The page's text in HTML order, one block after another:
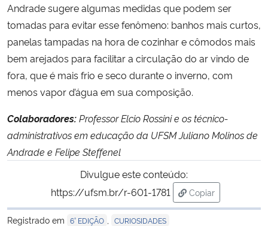
Andrade sugere algumas medidas que podem ser
tomadas para evitar esse fenômeno: banhos mais curtos,
panelas tampadas na hora de cozinhar e cômodos mais
bem arejados para facilitar a circulação do ar vindo de
fora, que é mais frio e seco durante o inverno, com
menos vapor d’água em sua composição.
Colaboradores:Professor Elcio Rossini e os técnico-
administrativos em educação da UFSM Juliano Molinos de
Andrade e Felipe Steffenel
Divulgue este conteúdo:
https://ufsm.br/r-601-1781
Copiar
para área de
Registrado em 6° EDIÇÃO CURIOSIDADES